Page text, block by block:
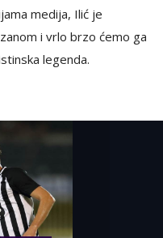
medija, Ilić je
i vrlo brzo ćemo ga
legenda.